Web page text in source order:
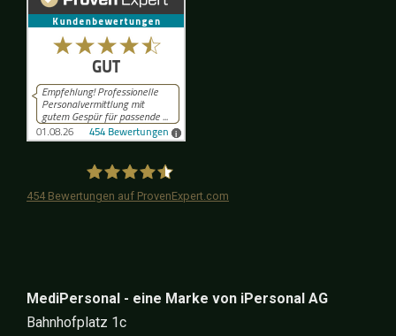
454Bewertungen auf ProvenExpert.com
MediPersonal - eine Marke von iPersonal AG
Bahnhofplatz 1c